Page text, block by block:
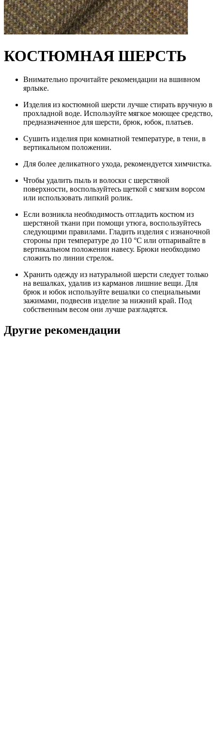
КОСТЮМНАЯ ШЕРСТЬ
Внимательно прочитайте рекомендации на вшивном
ярлыке.
Изделия из костюмной шерсти лучше стирать вручную в
прохладной воде. Используйте мягкое моющее средство,
предназначенное для шерсти, брюк, юбок, платьев.
Сушить изделия при комнатной температуре, в тени, в
вертикальном положении.
Для более деликатного ухода, рекомендуется химчистка.
Чтобы удалить пыль и волоски с шерстяной
поверхности, воспользуйтесь щеткой с мягким ворсом
или использовать липкий ролик.
Если возникла необходимость отгладить костюм из
шерстяной ткани при помощи утюга, воспользуйтесь
следующими правилами. Гладить изделия с изнаночной
стороны при температуре до 110 °C или отпаривайте в
вертикальном положении навесу. Брюки необходимо
сложить по линии стрелок.
Хранить одежду из натуральной шерсти следует только
на вешалках, удалив из карманов лишние вещи. Для
брюк и юбок используйте вешалки со специальными
зажимами, подвесив изделие за нижний край. Под
собственным весом они лучше разгладятся.
Другие рекомендации